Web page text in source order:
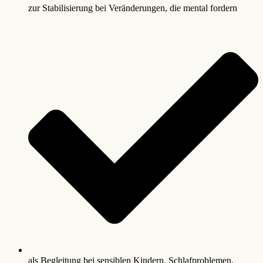
zur Stabilisierung bei Veränderungen, die mental fordern
als Begleitung bei sensiblen Kindern, Schlafproblemen,